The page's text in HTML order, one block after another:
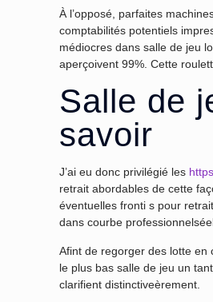
À l’opposé, parfaites
comptabilités potentiels
médiocres dans salle de jeu
aperçoivent 99%. Cette
Salle de
savoir
J’ai eu donc privilégié les
retrait abordables de cette
éventuelles fronti s pour
dans courbe
Afint de regorger des lotte en
le plus bas salle de jeu un
clarifient distinctiveèrement.